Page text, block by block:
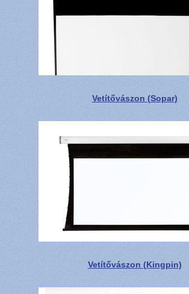
Vetítővászon (Sopar)
Vetítővászon (Kingpin)